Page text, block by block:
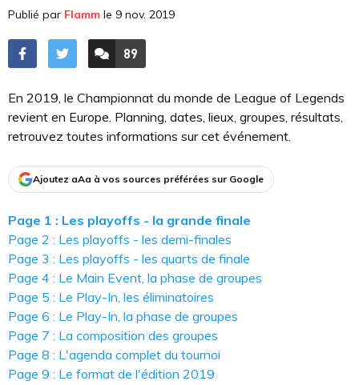
Publié par Flamm le 9 nov. 2019
ACCÉDER AUX
89
COMMENTAIRES
En 2019, le Championnat du monde de League of Legends
revient en Europe. Planning, dates, lieux, groupes, résultats,
retrouvez toutes informations sur cet événement.
Ajoutez aAa à vos sources préférées sur Google
Page 1 : Les playoffs - la grande finale
Page 2 : Les playoffs - les demi-finales
Page 3 : Les playoffs - les quarts de finale
Page 4 : Le Main Event, la phase de groupes
Page 5 : Le Play-In, les éliminatoires
Page 6 : Le Play-In, la phase de groupes
Page 7 : La composition des groupes
Page 8 : L'agenda complet du tournoi
Page 9 : Le format de l'édition 2019